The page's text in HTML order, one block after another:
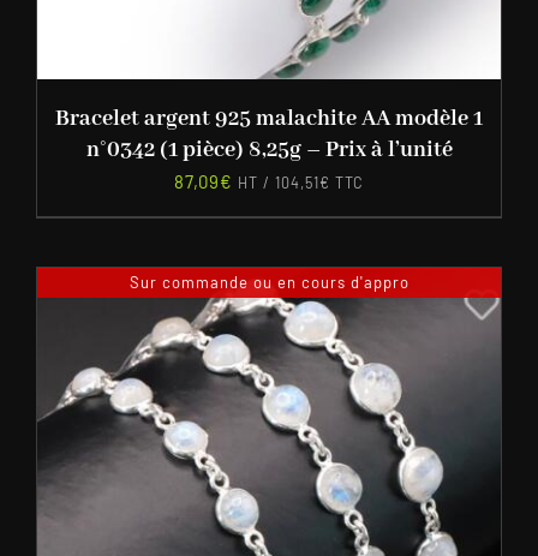
Bracelet argent 925 malachite AA modèle 1
n°0342 (1 pièce) 8,25g – Prix à l’unité
87,09€ HT / 104,51€ TTC
Sur commande ou en cours d'appro